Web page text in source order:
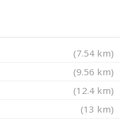
(7.54 km)
(9.56 km)
(12.4 km)
(13 km)